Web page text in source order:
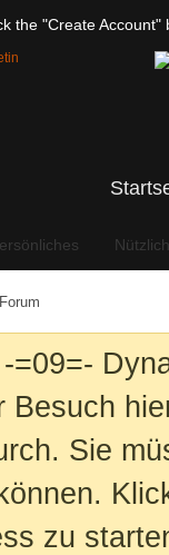
the "Create Account"
=09=-
Besuch
Sie
zu